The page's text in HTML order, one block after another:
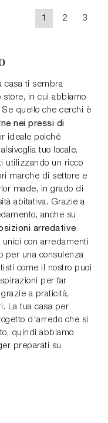
1 2 3
casa ti sembra
store, in cui abbiamo
quello che cerchi è
nei pressi di
ideale poiché
tuo locale.
utilizzando un ricco
marche di settore e
made, in grado di
abitativa. Grazie a
anche su
arredative
con arredamenti
per una consulenza
come il nostro puoi
per far
a praticità,
La tua casa per
d'arredo che si
quindi abbiamo
preparati su